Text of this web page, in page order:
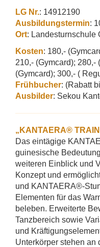
LG Nr.: 14912190
Ausbildungstermin:
Ort: Landesturnschule
Kosten: 180,-
210,- (Gymcard); 280,-
(Gymcard); 300,- (
Frühbucher: (Rabatt
Ausbilder: Sekou
„KANTAERA®
Das eintägige
guinesische
weiteren Einblick und
Konzept und
und KANTAERA®-
Elementen für das
beleben. Erweiterte
Tanzbereich sowie
und
Unterkörper stehen an